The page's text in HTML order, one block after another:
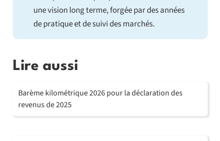
une vision long terme, forgée par des années
de pratique et de suivi des marchés.
Lire aussi
Barème kilométrique 2026 pour la déclaration des
revenus de 2025